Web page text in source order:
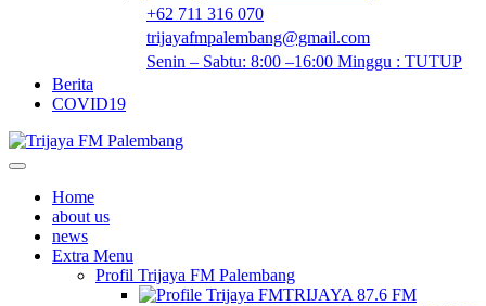
+62 711 316 070
trijayafmpalembang@gmail.com
Senin – Sabtu: 8:00 –16:00 Minggu : TUTUP
Berita
COVID19
Home
about us
news
Extra Menu
Profil Trijaya FM Palembang
TRIJAYA 87.6 FM